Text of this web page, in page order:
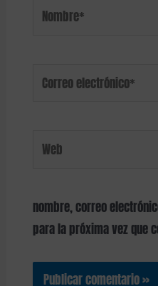
nombre, correo
para la próxima vez que